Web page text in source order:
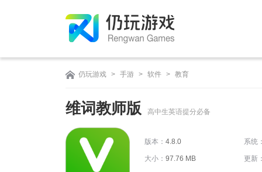
仍玩游戏 > 手游 > 软件 > 教育
维词教师版 高中生英语提分必备
版本： 4.8.0 系统
大小： 97.76 MB 更新